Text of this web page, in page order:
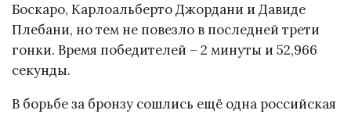
Боскаро, Карлоальберто Джордани и Давиде
Плебани, но тем не повезло в последней трети
гонки. Время победителей – 2 минуты и 52,966
секунды.
В борьбе за бронзу сошлись ещё одна российская